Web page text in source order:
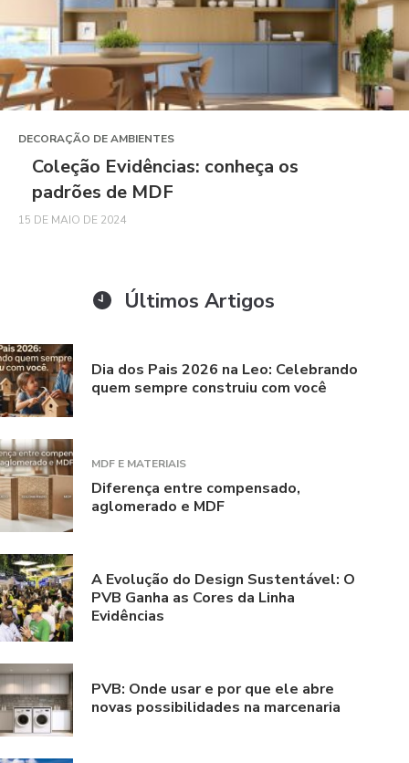
DECORAÇÃO DE AMBIENTES
Coleção Evidências: conheça os
padrões de MDF
15 DE MAIO DE 2024
Últimos Artigos
Dia dos Pais 2026 na Leo: Celebrando
quem sempre construiu com você
MDF E MATERIAIS
Diferença entre compensado,
aglomerado e MDF
A Evolução do Design Sustentável: O
PVB Ganha as Cores da Linha
Evidências
PVB: Onde usar e por que ele abre
novas possibilidades na marcenaria